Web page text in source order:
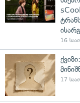
16
17